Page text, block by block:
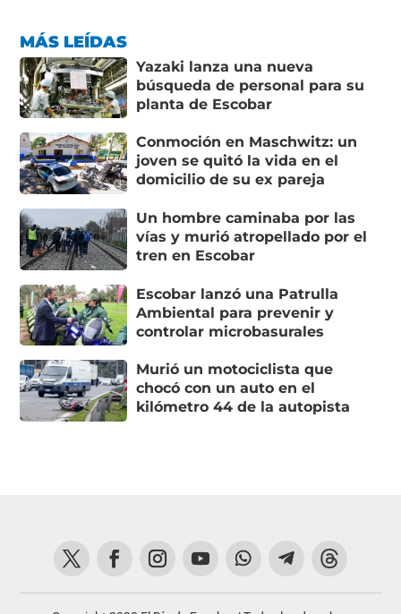
MÁS LEÍDAS
Yazaki lanza una nueva
búsqueda de personal para su
planta de Escobar
Conmoción en Maschwitz: un
joven se quitó la vida en el
domicilio de su ex pareja
Un hombre caminaba por las
vías y murió atropellado por el
tren en Escobar
Escobar lanzó una Patrulla
Ambiental para prevenir y
controlar microbasurales
Murió un motociclista que
chocó con un auto en el
kilómetro 44 de la autopista